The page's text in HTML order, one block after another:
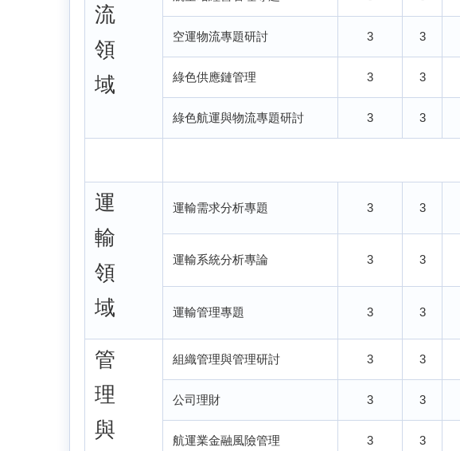
流
領
域
空運物流專題研討 3 3
綠色供應鏈管理 3 3
綠色航運與物流專題研討 3 3
運
輸
領
域
運輸需求分析專題 3 3
運輸系統分析專論 3 3
運輸管理專題 3 3
管
理
與
組織管理與管理研討 3 3
公司理財 3 3
航運業金融風險管理 3 3